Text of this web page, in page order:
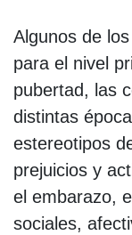
Algunos de
para el nivel
pubertad, las
distintas
estereotipos
prejuicios y
el embarazo,
sociales,